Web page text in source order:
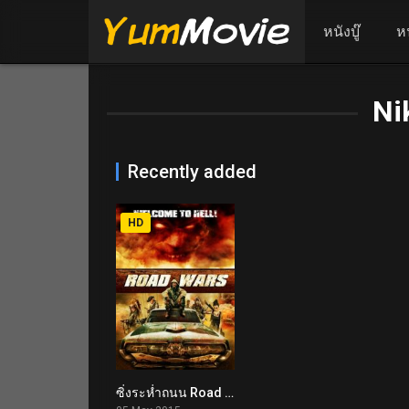
หนังบู๊ ห
Recently added
2.7
HD
ซิ่งระห่ำถนน Road Wars (2015)